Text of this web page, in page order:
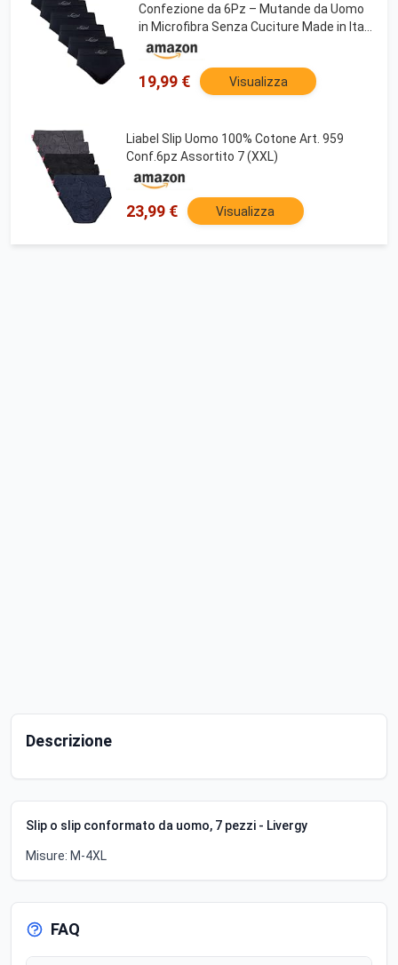
Confezione da 6Pz – Mutande da Uomo
in Microfibra Senza Cuciture Made in Italy
(XXL, Slip Nero)
19,99 € Visualizza
Liabel Slip Uomo 100% Cotone Art. 959
Conf.6pz Assortito 7 (XXL)
23,99 € Visualizza
Descrizione
Slip o slip conformato da uomo, 7 pezzi - Livergy
Misure: M-4XL
FAQ